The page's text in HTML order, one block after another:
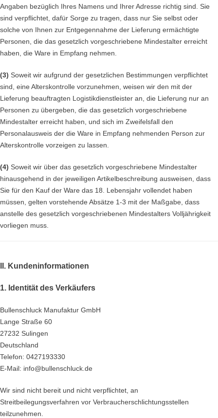
Angaben bezüglich Ihres Namens und Ihrer Adresse richtig sind. Sie
sind verpflichtet, dafür Sorge zu tragen, dass nur Sie selbst oder
solche von Ihnen zur Entgegennahme der Lieferung ermächtigte
Personen, die das gesetzlich vorgeschriebene Mindestalter erreicht
haben, die Ware in Empfang nehmen.
(3) Soweit wir aufgrund der gesetzlichen Bestimmungen verpflichtet
sind, eine Alterskontrolle vorzunehmen, weisen wir den mit der
Lieferung beauftragten Logistikdienstleister an, die Lieferung nur an
Personen zu übergeben, die das gesetzlich vorgeschriebene
Mindestalter erreicht haben, und sich im Zweifelsfall den
Personalausweis der die Ware in Empfang nehmenden Person zur
Alterskontrolle vorzeigen zu lassen.
(4) Soweit wir über das gesetzlich vorgeschriebene Mindestalter
hinausgehend in der jeweiligen Artikelbeschreibung ausweisen, dass
Sie für den Kauf der Ware das 18. Lebensjahr vollendet haben
müssen, gelten vorstehende Absätze 1-3 mit der Maßgabe, dass
anstelle des gesetzlich vorgeschriebenen Mindestalters Volljährigkeit
vorliegen muss.
II. Kundeninformationen
1. Identität des Verkäufers
Bullenschluck Manufaktur GmbH
Lange Straße 60
27232 Sulingen
Deutschland
Telefon: 0427193330
E-Mail: info@bullenschluck.de
Wir sind nicht bereit und nicht verpflichtet, an
Streitbeilegungsverfahren vor Verbraucherschlichtungsstellen
teilzunehmen.